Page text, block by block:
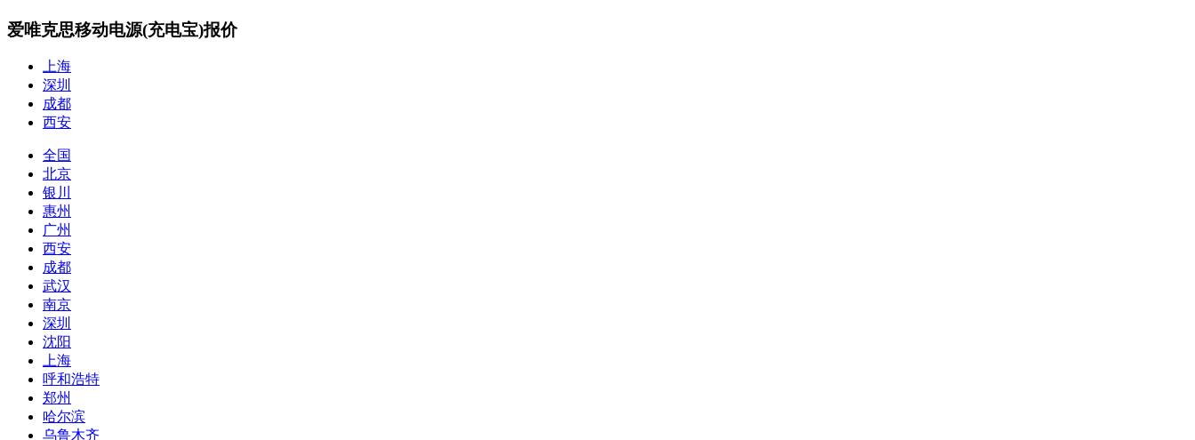
爱唯克思移动电源(充电宝)报价
上海
深圳
成都
西安
全国
北京
银川
惠州
广州
西安
成都
武汉
南京
深圳
沈阳
上海
呼和浩特
郑州
哈尔滨
乌鲁木齐